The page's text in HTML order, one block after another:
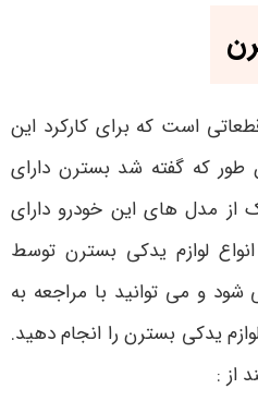
است که برای کارکرد این
طور که گفته شد بسترن دارای
مدل های این خودرو دارای
لوازم یدکی بسترن توسط
شود و می توانید با مراجعه به
یدکی بسترن را انجام دهید.
از :